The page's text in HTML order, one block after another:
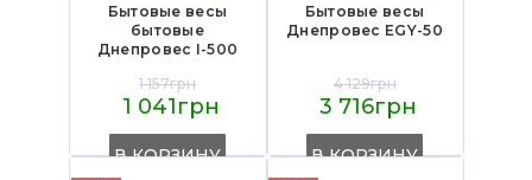
Бытовые весы
бытовые
Днепровес I-500
1 157грн
1 041грн
В КОРЗИНУ
Бытовые весы
Днепровес EGY-50
4 129грн
3 716грн
В КОРЗИНУ